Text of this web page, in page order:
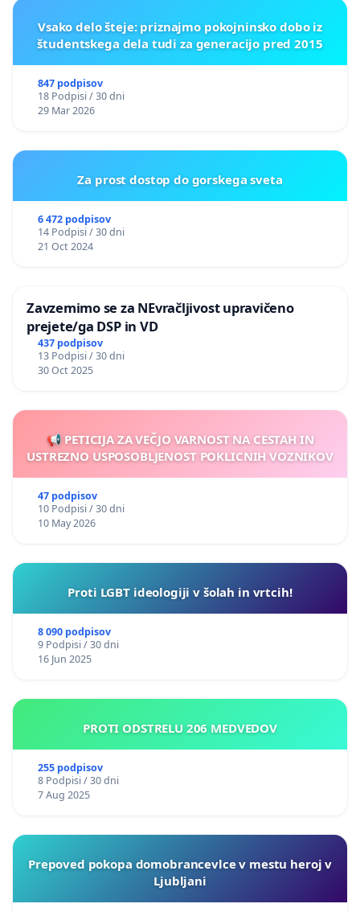
Vsako delo šteje: priznajmo pokojninsko dobo iz
študentskega dela tudi za generacijo pred 2015
847 podpisov
18 Podpisi / 30 dni
29 Mar 2026
Za prost dostop do gorskega sveta
6 472 podpisov
14 Podpisi / 30 dni
21 Oct 2024
Zavzemimo se za NEvračljivost upravičeno
prejete/ga DSP in VD
437 podpisov
13 Podpisi / 30 dni
30 Oct 2025
📢 PETICIJA ZA VEČJO VARNOST NA CESTAH IN
USTREZNO USPOSOBLJENOST POKLICNIH VOZNIKOV
47 podpisov
10 Podpisi / 30 dni
10 May 2026
Proti LGBT ideologiji v šolah in vrtcih!
8 090 podpisov
9 Podpisi / 30 dni
16 Jun 2025
PROTI ODSTRELU 206 MEDVEDOV
255 podpisov
8 Podpisi / 30 dni
7 Aug 2025
Prepoved pokopa domobrancevlce v mestu heroj v
Ljubljani